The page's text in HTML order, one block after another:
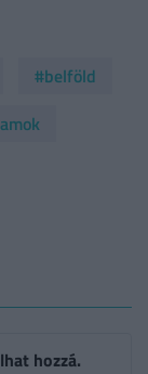
#belföld
hozzá.